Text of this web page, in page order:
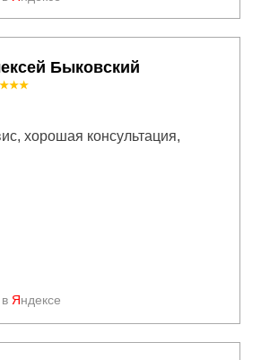
Быковский
Яндексе
хорошая консультация,